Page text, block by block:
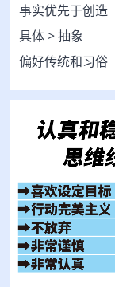
事实优先于创造
具体 > 抽象
偏好传统和习俗